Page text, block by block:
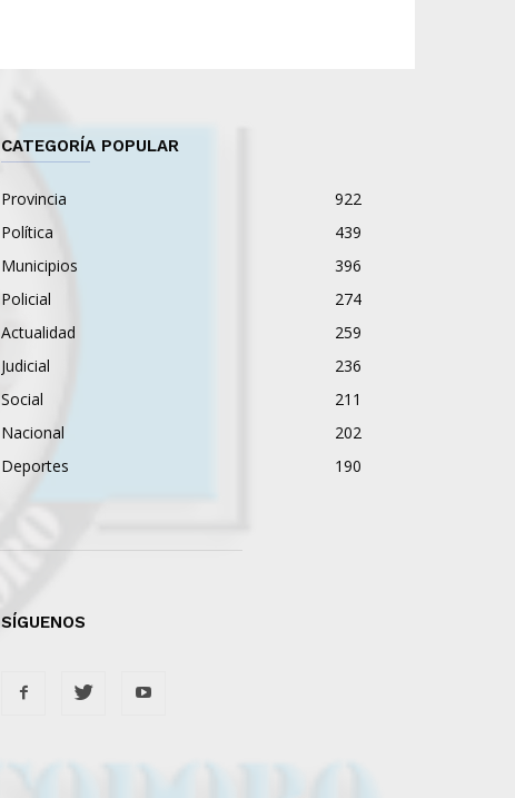
CATEGORÍA POPULAR
Provincia
922
Política
439
Municipios
396
Policial
274
Actualidad
259
Judicial
236
Social
211
Nacional
202
Deportes
190
SÍGUENOS